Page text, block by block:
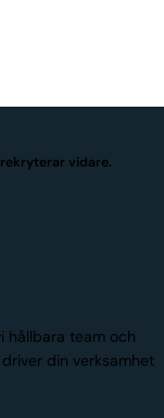
vidare.
hållbara team och
din verksamhet